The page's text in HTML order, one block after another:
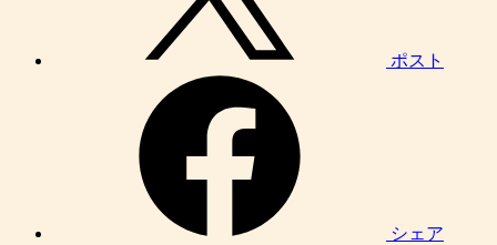
ポスト
シェア